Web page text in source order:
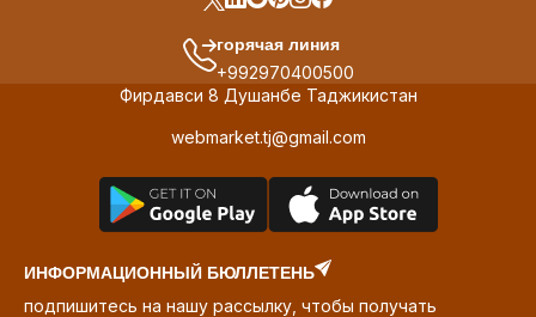
горячая линия
+992970400500
Фирдавси 8 Душанбе Таджикистан
webmarket.tj@gmail.com
ИНФОРМАЦИОННЫЙ БЮЛЛЕТЕНЬ
подпишитесь на нашу рассылку, чтобы получать